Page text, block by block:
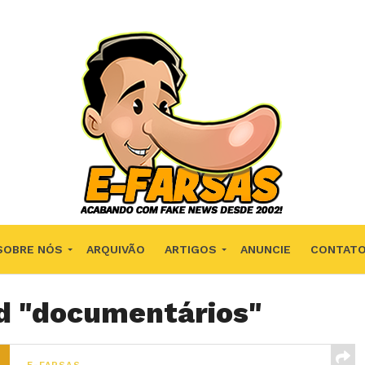
NÓS ARQUIVÃO ARTIGOS ANUNCIE CONTATO
"documentários"